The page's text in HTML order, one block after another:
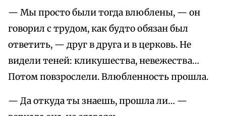
— Мы просто были тогда влюблены, — он
говорил с трудом, как будто обязан был
ответить, — друг в друга и в церковь. Не
видели теней: кликушества, невежества…
Потом повзрослели. Влюбленность прошла.
— Да откуда ты знаешь, прошла ли… —